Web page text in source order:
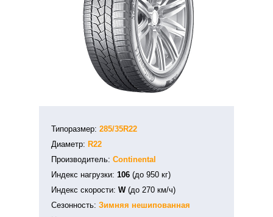
Типоразмер: 285/35R22
Диаметр: R22
Производитель: Continental
Индекс нагрузки: 106 (до 950 кг)
Индекс скорости: W(до 270 км/ч)
Сезонность: Зимняя нешипованная